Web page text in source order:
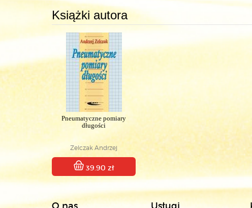
Książki autora
Pneumatyczne pomiary
długości
Zelczak Andrzej
39.90 zł